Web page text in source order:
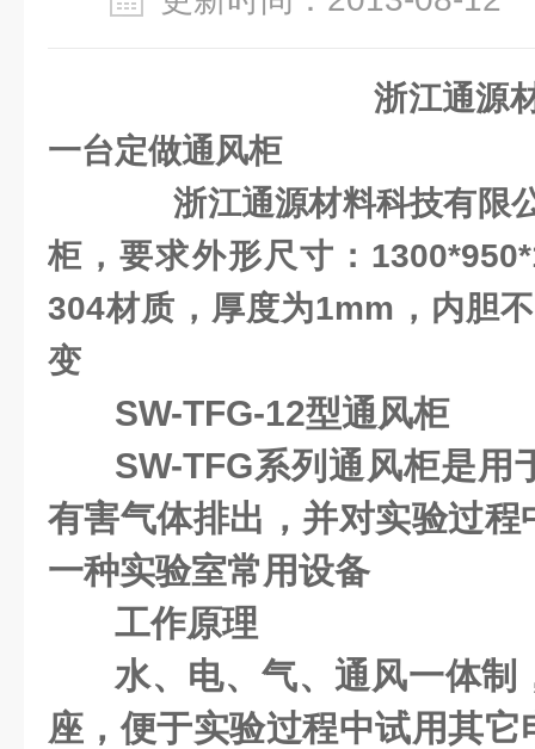
浙江通源材料科
一台定做通风柜
浙江通源材料科技有限
柜，要求外形尺寸：
304材质，厚度为1mm，内胆
变
SW-TFG-12型通风柜
SW-TFG系列通风柜是用
有害气体排出，并对实验过
一种实验室常用设备
工作原理
水、电、气、通风一体制
座，便于实验过程中试用其